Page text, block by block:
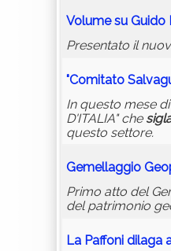
Volume su Guido
Presentato il
"Comitato
In questo mese di
D'ITALIA" che
questo settore.
Gemellaggio
Primo atto del
del patrimonio
La Paffoni dilaga